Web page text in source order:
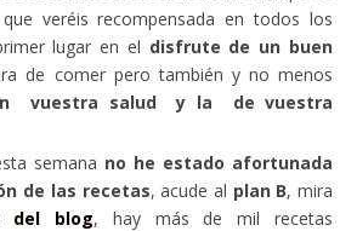
veréis recompensada en todos los
lugar en el disfrute de un buen
de comer pero también y no menos
vuestra salud y la de vuestra
semana no he estado afortunada
de las recetas, acude al plan B, mira
del blog, hay más de mil recetas